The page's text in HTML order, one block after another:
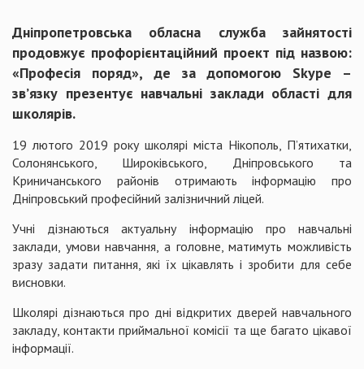
Дніпропетровська обласна служба зайнятості
продовжує профорієнтаційний проект під назвою:
«Професія поряд», де за допомогою Skype –
зв’язку презентує навчальні заклади області для
школярів.
19 лютого 2019 року школярі міста Нікополь, П’ятихатки,
Солонянського, Широківського, Дніпровського та
Криничанського районів отримають інформацію про
Дніпровський професійний залізничний ліцей.
Учні дізнаються актуальну інформацію про навчальні
заклади, умови навчання, а головне, матимуть можливість
зразу задати питання, які їх цікавлять і зробити для себе
висновки.
Школярі дізнаються про дні відкритих дверей навчального
закладу, контакти приймальної комісії та ще багато цікавої
інформації.